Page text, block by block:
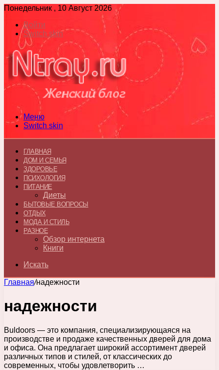
Понедельник , 10 Август 2026
Войти
Switch skin
Меню
Switch skin
ГЛАВНАЯ
ДОМ И СЕМЬЯ
ЗДОРОВЬЕ
ПСИХОЛОГИЯ
ПИТАНИЕ
Диеты
БЫТОВЫЕ ВОПРОСЫ
ОТДЫХ
МОДА И СТИЛЬ
РАЗНОЕ
Обзор интернета
Книги
Искать
Главная/надежности
надежности
Buldoors — это компания, специализирующаяся на
производстве и продаже качественных дверей для дома
и офиса. Она предлагает широкий ассортимент дверей
различных типов и стилей, от классических до
современных, чтобы удовлетворить …